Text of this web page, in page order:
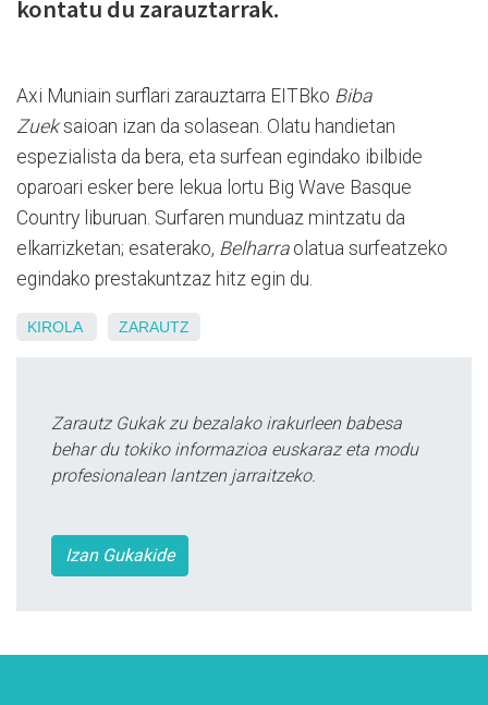
kontatu du zarauztarrak.
Axi Muniain surflari zarauztarra EITBko Biba
Zueksaioan izan da solasean. Olatu handietan
espezialista da bera, eta surfean egindako ibilbide
oparoari esker bere lekua lortu Big Wave Basque
Country liburuan. Surfaren munduaz mintzatu da
elkarrizketan; esaterako, Belharraolatua surfeatzeko
egindako prestakuntzaz hitz egin du.
KIROLA ZARAUTZ
Zarautz Gukak zu bezalako irakurleen babesa
behar du tokiko informazioa euskaraz eta modu
profesionalean lantzen jarraitzeko.
Izan Gukakide